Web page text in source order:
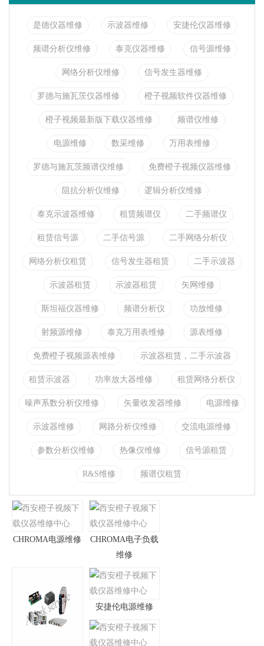
是德仪器维修 示波器维修 安捷伦仪器维修
频谱分析仪维修 泰克仪器维修 信号源维修
网络分析仪维修 信号发生器维修
罗德与施瓦茨仪器维修 橙子视频软件仪器维修
橙子视频最新版下载仪器维修 频谱仪维修
电源维修 数采维修 万用表维修
罗德与施瓦茨频谱仪维修 免费橙子视频仪器维修
阻抗分析仪维修 逻辑分析仪维修
泰克示波器维修 租赁频谱仪 二手频谱仪
租赁信号源 二手信号源 二手网络分析仪
网络分析仪租赁 信号发生器租赁 二手示波器
示波器租赁 示波器租赁 矢网维修
斯坦福仪器维修 频谱分析仪 功放维修
射频源维修 泰克万用表维修 源表维修
免费橙子视频源表维修 示波器租赁，二手示波器
租赁示波器 功率放大器维修 租赁网络分析仪
噪声系数分析仪维修 矢量收发器维修 电源维修
示波器维修 网路分析仪维修 交流电源维修
参数分析仪维修 热像仪维修 信号源租赁
R&S维修 频谱仪租赁
CHROMA电源维修
CHROMA电子负载
维修
安捷伦电源维修